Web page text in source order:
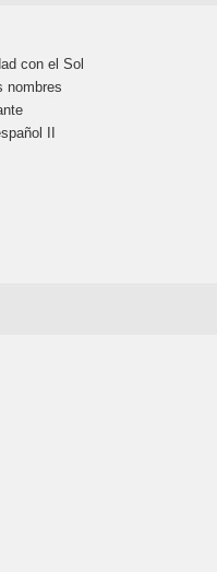
con el Sol
nombres
II